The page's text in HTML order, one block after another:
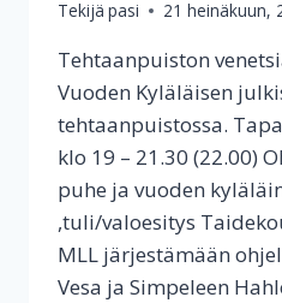
Tekijä pasi 21 heinäkuun,
Tehtaanpuiston
Vuoden Kyläläisen
tehtaanpuistossa.
klo 19 – 21.30 (22.00)
puhe ja vuoden
,tuli/valoesitys
MLL järjestämään
Vesa ja Simpeleen